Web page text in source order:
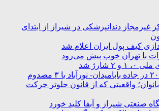
۴ مرکز غیرمجاز دندانپزشکی در شیراز از ابتدای
کیف پول ایران اعلام شد
با تهران خوب پیش می‌رود
۲ شارژ شد
واقعیتی که از قانون جلوتر حرکت
صنعتی شیراز و آبفا کلید خورد